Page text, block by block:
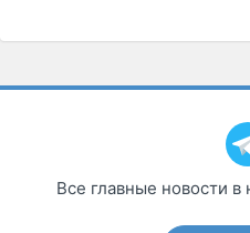
Все главные новости